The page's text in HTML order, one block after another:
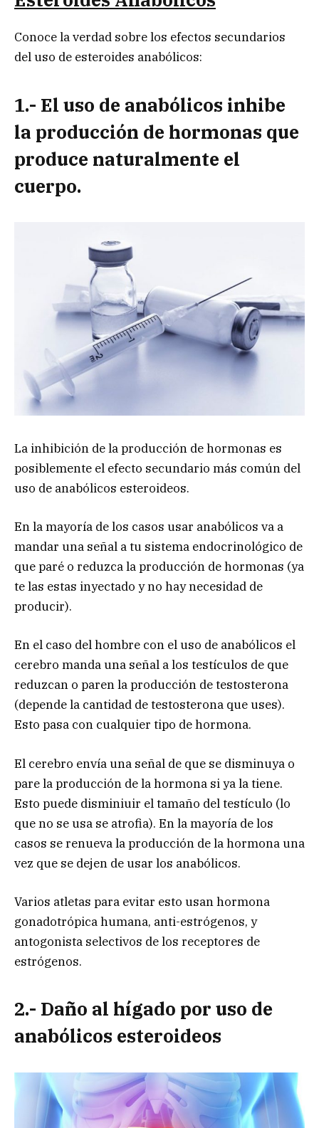
Conoce la verdad sobre los efectos secundarios
del uso de esteroides anabólicos:
1.- El uso de anabólicos inhibe
la producción de hormonas que
produce naturalmente el
cuerpo.
La inhibición de la producción de hormonas es
posiblemente el efecto secundario más común del
uso de anabólicos esteroideos.
En la mayoría de los casos usar anabólicos va a
mandar una señal a tu sistema endocrinológico de
que paré o reduzca la producción de hormonas (ya
te las estas inyectado y no hay necesidad de
producir).
En el caso del hombre con el uso de anabólicos el
cerebro manda una señal a los testículos de que
reduzcan o paren la producción de testosterona
(depende la cantidad de testosterona que uses).
Esto pasa con cualquier tipo de hormona.
El cerebro envía una señal de que se disminuya o
pare la producción de la hormona si ya la tiene.
Esto puede disminiuir el tamaño del testículo (lo
que no se usa se atrofia). En la mayoría de los
casos se renueva la producción de la hormona una
vez que se dejen de usar los anabólicos.
Varios atletas para evitar esto usan hormona
gonadotrópica humana, anti-estrógenos, y
antogonista selectivos de los receptores de
estrógenos.
2.- Daño al hígado por uso de
anabólicos esteroideos